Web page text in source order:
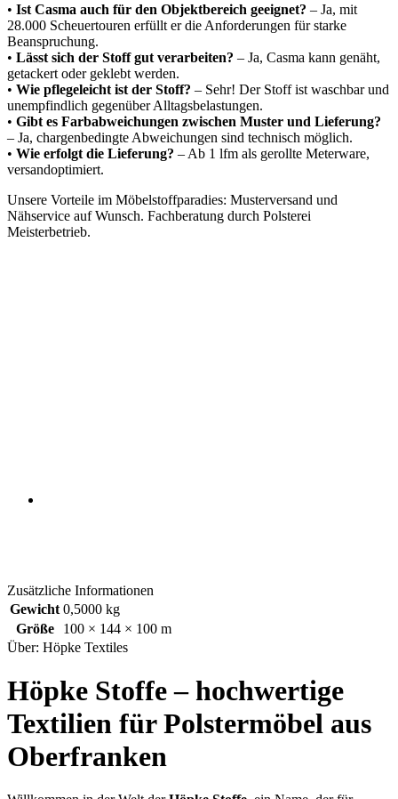
• Ist Casma auch für den Objektbereich geeignet? – Ja, mit
28.000 Scheuertouren erfüllt er die Anforderungen für starke
Beanspruchung.
• Lässt sich der Stoff gut verarbeiten? – Ja, Casma kann genäht,
getackert oder geklebt werden.
• Wie pflegeleicht ist der Stoff? – Sehr! Der Stoff ist waschbar und
unempfindlich gegenüber Alltagsbelastungen.
• Gibt es Farbabweichungen zwischen Muster und Lieferung?
– Ja, chargenbedingte Abweichungen sind technisch möglich.
• Wie erfolgt die Lieferung? – Ab 1 lfm als gerollte Meterware,
versandoptimiert.
Unsere Vorteile im Möbelstoffparadies: Musterversand und
Nähservice auf Wunsch. Fachberatung durch Polsterei
Meisterbetrieb.
Zusätzliche Informationen
Gewicht 0,5000 kg
Größe
100 × 144 × 100 m
Über: Höpke Textiles
Höpke Stoffe – hochwertige
Textilien für Polstermöbel aus
Oberfranken